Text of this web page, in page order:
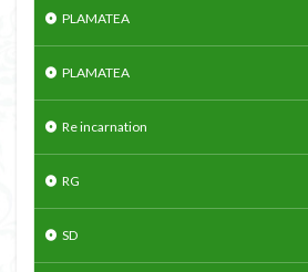
PLAMATEA
PLAMATEA
Re incarnation
RG
SD